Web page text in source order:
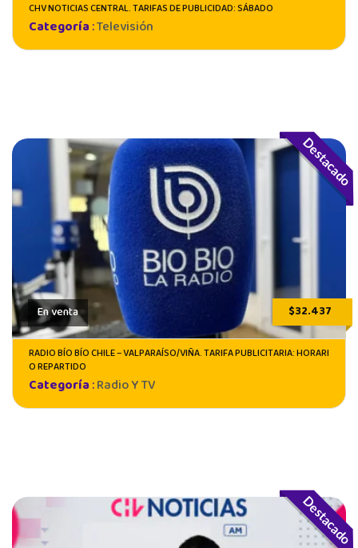
CHV NOTICIAS CENTRAL. TARIFAS DE PUBLICIDAD: SÁBADO
Categoría:Televisión
Destacado
En venta $32.437
RADIO BÍO BÍO CHILE – VALPARAÍSO/VIÑA. TARIFA PUBLICITARIA: HORARI
O REPARTIDO
Categoría:Radio Y TV
Destacado